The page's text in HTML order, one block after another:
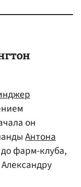
он
Антона
фарм-клуба,